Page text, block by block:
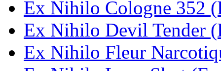
Ex Nihilo Cologne 352
Ex Nihilo Devil Tender
Ex Nihilo Fleur